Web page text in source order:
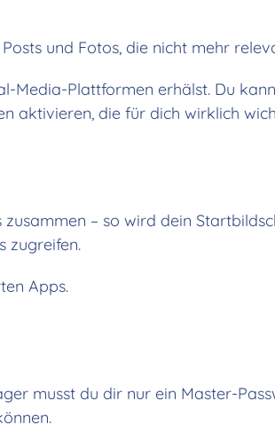
und Fotos, die nicht mehr
Media-Plattformen erhälst. Du
aktivieren, die für dich wirklich
– so wird dein
zugreifen.
Apps.
musst du dir nur ein Master-